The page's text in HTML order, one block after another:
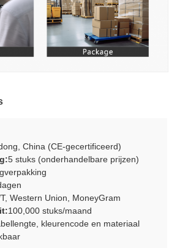
China (CE-gecertificeerd)
5 stuks (onderhandelbare prijzen)
Western Union, MoneyGram
100,000 stuks/maand
kleurencode en materiaal